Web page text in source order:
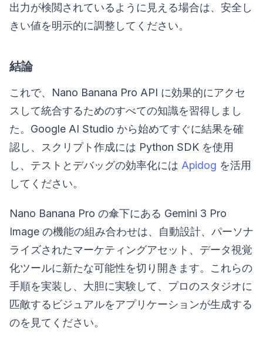
出力が検閲されているように見える場合は、安全し
きい値を明示的に調整してください。
結論
これで、Nano Banana Pro API に効果的にアクセ
スして統合するためのすべての知識を習得しまし
た。Google AI Studio から始めてすぐに結果を確
認し、スクリプト作成には Python SDK を使用
し、テストとデバッグの効率化には Apidog を活用
してください。
Nano Banana Pro の傘下にある Gemini 3 Pro
Image の機能の組み合わせは、自動設計、パーソナ
ライズされたマーケティングアセット、データ視覚
化ツールに新たな可能性を切り開きます。これらの
手順を実装し、大胆に実験して、プロのスタジオに
匹敵するビジュアルをアプリケーションが生成する
のを見てください。